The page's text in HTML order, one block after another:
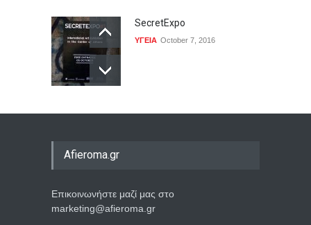
SecretExpo
ΥΓΕΙΑ October 7, 2016
Afieroma.gr
Επικοινωνήστε μαζί μας στο
marketing@afieroma.gr